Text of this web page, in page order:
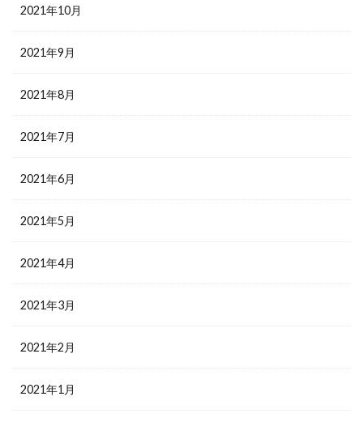
2021年10月
2021年9月
2021年8月
2021年7月
2021年6月
2021年5月
2021年4月
2021年3月
2021年2月
2021年1月